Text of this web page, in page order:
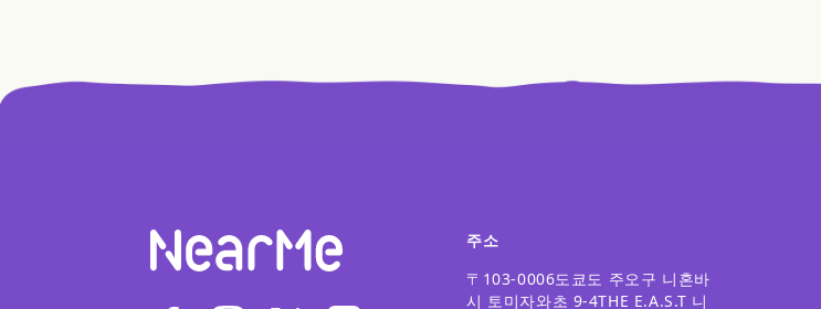
주소
〒103-0006도쿄도 주오구 니혼바
시 토미자와초 9-4THE E.A.S.T 니